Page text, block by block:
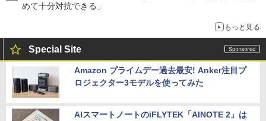
めて十分対抗できる」
もっと見る
Special Site
Amazon プライムデー過去最安! Anker注目プ
ロジェクター3モデルを使ってみた
AIスマートノートのiFLYTEK「AINOTE 2」は